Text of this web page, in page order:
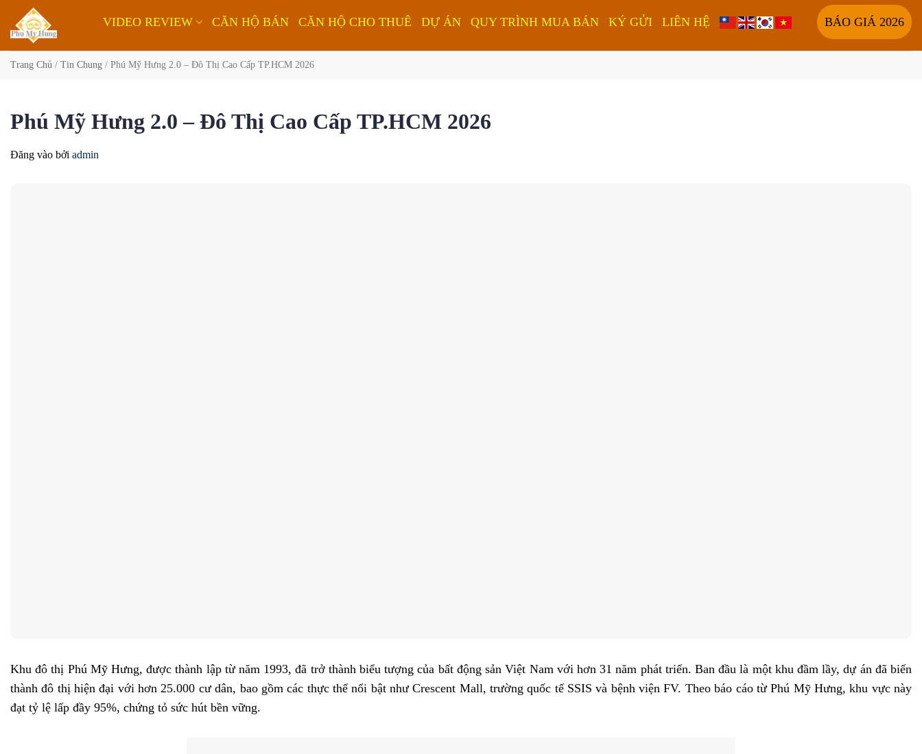
qua
nội
VIDEO REVIEW CĂN HỘ BÁN CĂN HỘ CHO THUÊ DỰ ÁN QUY TRÌNH MUA BÁN KÝ GỬI LIÊN HỆ BÁO GIÁ 2026
Trang Chủ / Tin Chung / Phú Mỹ Hưng 2.0 – Đô Thị Cao Cấp TP.HCM 2026
Phú Mỹ Hưng 2.0 – Đô Thị Cao Cấp TP.HCM 2026
Đăng vào bởi admin
Khu đô thị Phú Mỹ Hưng, được thành lập từ năm 1993, đã trở thành biểu tượng của bất động sản Việt Nam với hơn 31 năm phát triển. Ban đầu là một khu đầm lầy, dự án đã biến
thành đô thị hiện đại với hơn 25.000 cư dân, bao gồm các thực thể nổi bật như Crescent Mall, trường quốc tế SSIS và bệnh viện FV. Theo báo cáo từ Phú Mỹ Hưng, khu vực này
đạt tỷ lệ lấp đầy 95%, chứng tỏ sức hút bền vững.